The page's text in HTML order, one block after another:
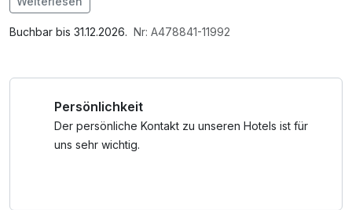
Lebensgefühl. Die Quadratestadt zwischen Rhein und
Neckar ist das perfekte Ziel für alle, die Kultur, Bewegung
Mannheim – eines der größten Schlösser Europas. Bei
einem Rundgang durch die prunkvollen Säle tauchen Sie in
die Geschichte der Kurfürsten ein. Nur wenige Gehminuten
Im Angebot enthalten
Saunabenutzung, Nutzung des Fitnessbereichs, W-LAN
Buchbar bis 31.12.2026. Nr: A478841-11992
Persönlichkeit
Der persönliche Kontakt zu unseren Hotels ist für
uns sehr wichtig.